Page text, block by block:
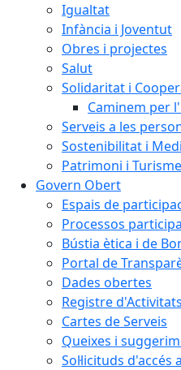
Igualtat
Infància i Joventut
Obres i projectes
Salut
Solidaritat i
Caminem per
Serveis a les
Sostenibilitat i
Patrimoni i Turisme
Govern Obert
Espais de
Processos
Bústia ètica i de
Portal de
Dades obertes
Registre
Cartes de Serveis
Queixes i
Sol·licituds